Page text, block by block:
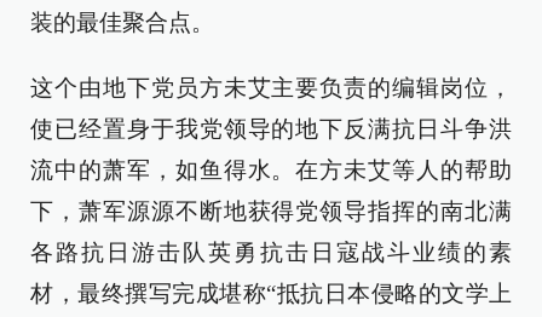
装的最佳聚合点。
这个由地下党员方未艾主要负责的编辑岗位，
使已经置身于我党领导的地下反满抗日斗争洪
流中的萧军，如鱼得水。在方未艾等人的帮助
下，萧军源源不断地获得党领导指挥的南北满
各路抗日游击队英勇抗击日寇战斗业绩的素
材，最终撰写完成堪称“抵抗日本侵略的文学上